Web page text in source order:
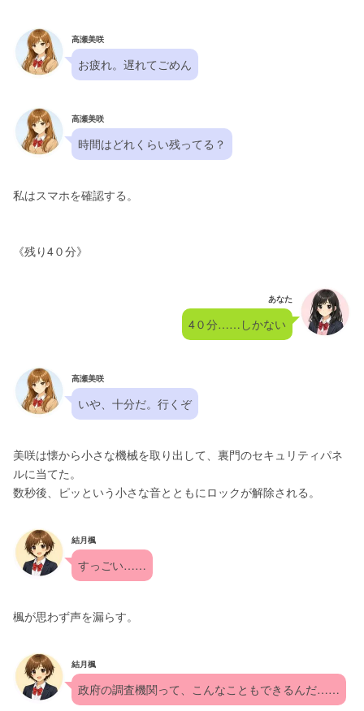
高瀬美咲
お疲れ。遅れてごめん
高瀬美咲
時間はどれくらい残ってる？
私はスマホを確認する。
《残り4０分》
あなた
4０分……しかない
高瀬美咲
いや、十分だ。行くぞ
美咲は懐から小さな機械を取り出して、裏門のセキュリティパネ
ルに当てた。
数秒後、ピッという小さな音とともにロックが解除される。
結月楓
すっごい……
楓が思わず声を漏らす。
結月楓
政府の調査機関って、こんなこともできるんだ……